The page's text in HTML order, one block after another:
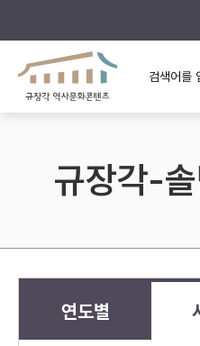
규장각의 어제와 오늘
규장각 소개영상
규장각-
연도별